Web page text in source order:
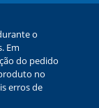
o
Em
do pedido
no
erros de